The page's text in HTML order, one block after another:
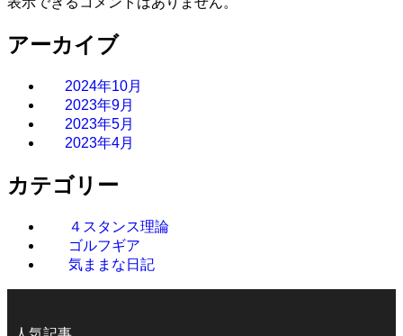
アーカイブ
2024年10月
2023年9月
2023年5月
2023年4月
カテゴリー
４スタンス理論
ゴルフギア
気ままな日記